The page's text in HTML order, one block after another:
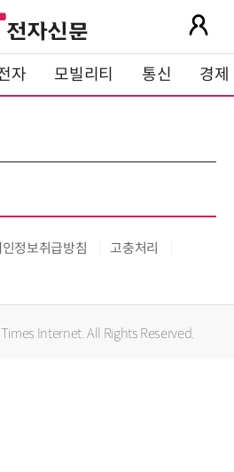
자 모빌리티 통신 경제
인정보취급방침
고충처리
Internet. All Rights Reserved.